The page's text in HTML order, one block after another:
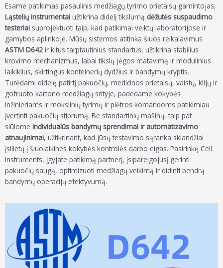
Esame patikimas pasaulinis medžiagų tyrimo prietaisų gamintojas,
Ląstelių instrumentai užtikrina didelį tikslumą dėžutės suspaudimo
testeriai suprojektuoti taip, kad patikimai veiktų laboratorijose ir
gamybos aplinkoje. Mūsų sistemos atitinka šiuos reikalavimus
ASTM D642 ir kitus tarptautinius standartus, užtikrina stabilius
krovimo mechanizmus, labai tikslų jėgos matavimą ir modulinius
laikiklius, skirtingus konteinerių dydžius ir bandymų kryptis.
Turėdami didelę patirtį pakuočių, medicinos prietaisų, vaistų, klijų ir
gofruoto kartono medžiagų srityje, padedame kokybės
inžinieriams ir mokslinių tyrimų ir plėtros komandoms patikimiau
įvertinti pakuočių stiprumą. Be standartinių mašinų, taip pat
siūlome individualūs bandymų sprendimai ir automatizavimo
atnaujinimai, užtikrinant, kad jūsų testavimo sąranka sklandžiai
įsilietų į šiuolaikines kokybės kontrolės darbo eigas. Pasirinkę Cell
Instruments, įgyjate patikimą partnerį, įsipareigojusį gerinti
pakuočių saugą, optimizuoti medžiagų veikimą ir didinti bendrą
bandymų operacijų efektyvumą.